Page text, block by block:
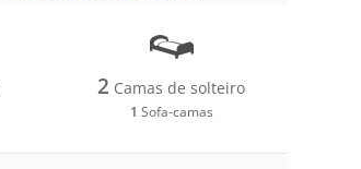
2 Camas de solteiro
1 Sofa-camas